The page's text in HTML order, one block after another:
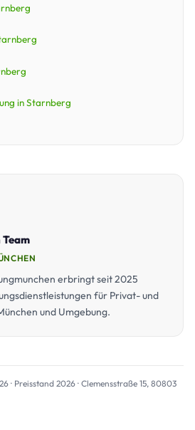
in Starnberg
erbringt seit 2025
für Privat- und
und Umgebung.
· Preisstand 2026 · Clemensstraße 15, 80803